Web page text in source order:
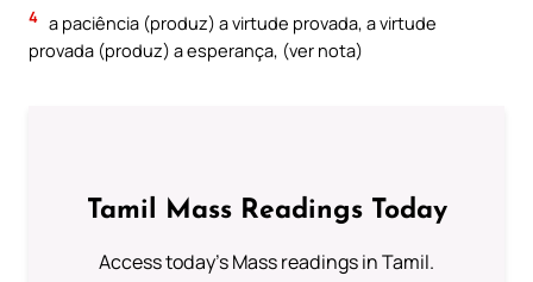
4 a paciência (produz) a virtude provada, a virtude
provada (produz) a esperança, (ver nota)
Tamil Mass Readings Today
Access today's Mass readings in Tamil.